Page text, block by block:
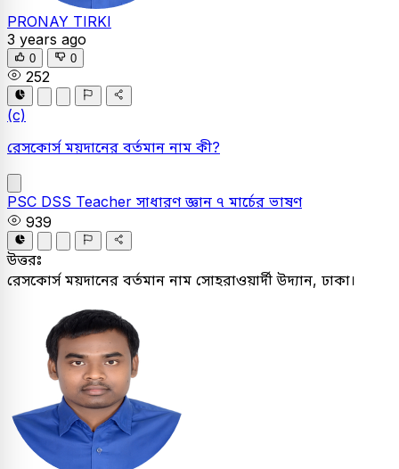
PRONAY TIRKI
3 years ago
0 0
252
(c)
রেসকোর্স ময়দানের বর্তমান নাম কী?
PSC DSS Teacher সাধারণ জ্ঞান ৭ মার্চের ভাষণ
939
উত্তরঃ
রেসকোর্স ময়দানের বর্তমান নাম সোহরাওয়ার্দী উদ্যান, ঢাকা।